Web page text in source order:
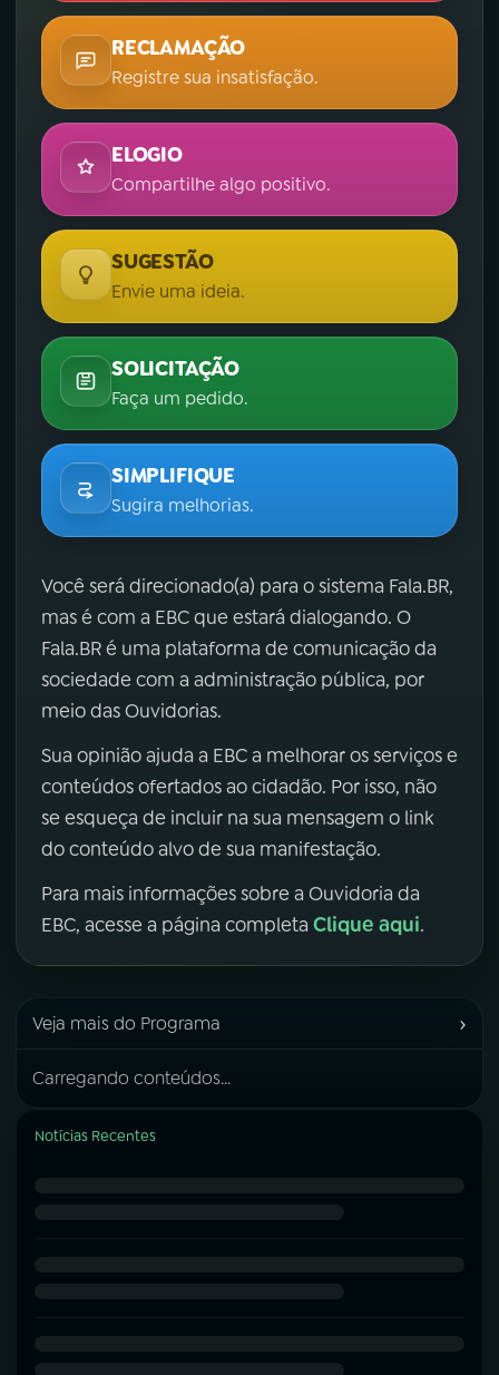
RECLAMAÇÃO
Registre sua insatisfação.
ELOGIO
Compartilhe algo positivo.
SUGESTÃO
Envie uma ideia.
SOLICITAÇÃO
Faça um pedido.
SIMPLIFIQUE
Sugira melhorias.
Você será direcionado(a) para o sistema Fala.BR,
mas é com a EBC que estará dialogando. O
Fala.BR é uma plataforma de comunicação da
sociedade com a administração pública, por
meio das Ouvidorias.
Sua opinião ajuda a EBC a melhorar os serviços e
conteúdos ofertados ao cidadão. Por isso, não
se esqueça de incluir na sua mensagem o link
do conteúdo alvo de sua manifestação.
Para mais informações sobre a Ouvidoria da
EBC, acesse a página completa Clique aqui.
Veja mais do Programa ›
Carregando conteúdos...
Notícias Recentes